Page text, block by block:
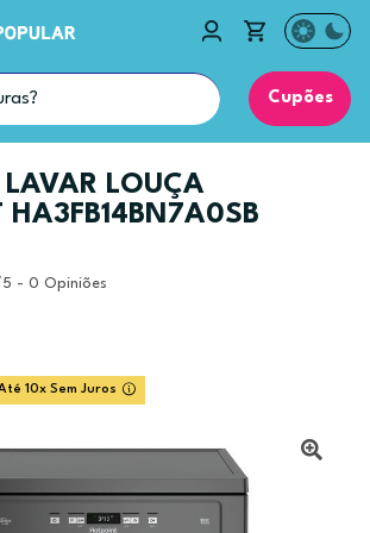
Cupões
LOUÇA
HA3FB14BN7A0SB
- 0 Opiniões
10x Sem Juros